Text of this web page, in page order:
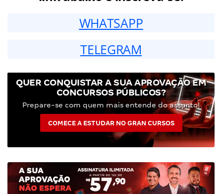
WHATSAPP
TELEGRAM
QUER CONQUISTAR A SUA APROVAÇÃO EM
CONCURSOS PÚBLICOS?
Prepare-se com quem mais entende do assunto!
COMECE A ESTUDAR NO GRAN CURSOS